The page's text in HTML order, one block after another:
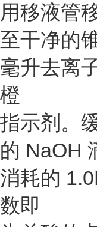
用移液管
至干净的
毫升去离
橙
指示剂。
的 NaOH
消耗的
数即